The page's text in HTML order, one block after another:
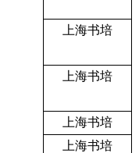
上海书培
上海书培
上海书培
上海书培